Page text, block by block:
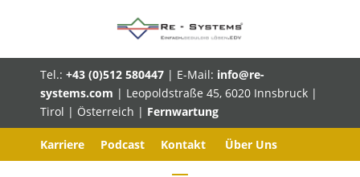
Tel.: +43 (0)512 580447 | E-Mail: info@re-
systems.com | Leopoldstraße 45, 6020 Innsbruck |
Tirol | Österreich | Fernwartung
Karriere Podcast Kontakt Über Uns